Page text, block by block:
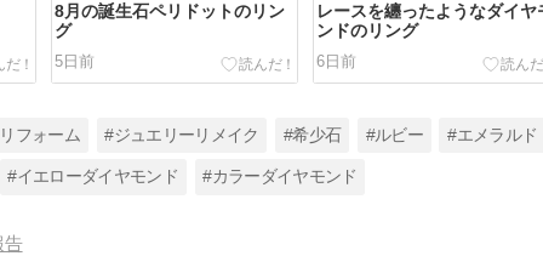
8月の誕生石ペリドットのリン
グ
5日前
レースを纏ったようなダイヤ
ンドのリング
6日前
フォーム #ジュエリーリメイク #希少石 #ルビー #エメラルド
#イエローダイヤモンド #カラーダイヤモンド
告